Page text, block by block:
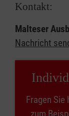
Kontakt:
Malteser
Nachricht
Fragen